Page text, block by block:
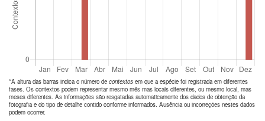
*A altura das barras indica o número de contextos em que a espécie foi registrada em diferentes
fases. Os contextos podem representar mesmo mês mas locais diferentes, ou mesmo local, mas
meses diferentes. As informações são resgatadas automaticamente dos dados de obtenção da
fotografia e do tipo de detalhe contido conforme informados. Ausência ou incorreções nestes dados
podem ocorrer.